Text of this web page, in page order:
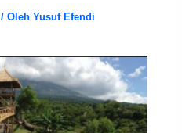
/ OlehYusuf Efendi